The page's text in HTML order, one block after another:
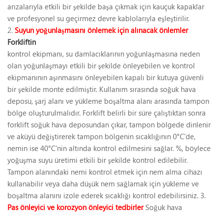
arızalarıyla etkili bir şekilde başa çıkmak için kauçuk kapaklar
ve profesyonel su geçirmez devre kablolarıyla eşleştirilir.
2. Suyun yoğunlaşmasını önlemek için alınacak önlemler
Forkliftin
kontrol ekipmanı, su damlacıklarının yoğunlaşmasına neden
olan yoğunlaşmayı etkili bir şekilde önleyebilen ve kontrol
ekipmanının aşınmasını önleyebilen kapalı bir kutuya güvenli
bir şekilde monte edilmiştir. Kullanım sırasında soğuk hava
deposu, şarj alanı ve yükleme boşaltma alanı arasında tampon
bölge oluşturulmalıdır. Forklift belirli bir süre çalıştıktan sonra
forklift soğuk hava deposundan çıkar, tampon bölgede dinlenir
ve aküyü değiştirerek tampon bölgenin sıcaklığının 0°C'de,
nemin ise 40°C'nin altında kontrol edilmesini sağlar. %, böylece
yoğuşma suyu üretimi etkili bir şekilde kontrol edilebilir.
Tampon alanındaki nemi kontrol etmek için nem alma cihazı
kullanabilir veya daha düşük nem sağlamak için yükleme ve
boşaltma alanını izole ederek sıcaklığı kontrol edebilirsiniz. 3.
Pas önleyici ve korozyon önleyici tedbirlerSoğuk hava